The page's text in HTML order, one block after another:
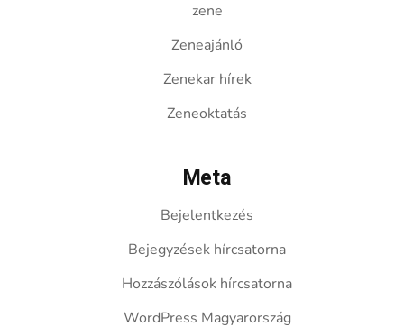
zene
Zeneajánló
Zenekar hírek
Zeneoktatás
Meta
Bejelentkezés
Bejegyzések hírcsatorna
Hozzászólások hírcsatorna
WordPress Magyarország